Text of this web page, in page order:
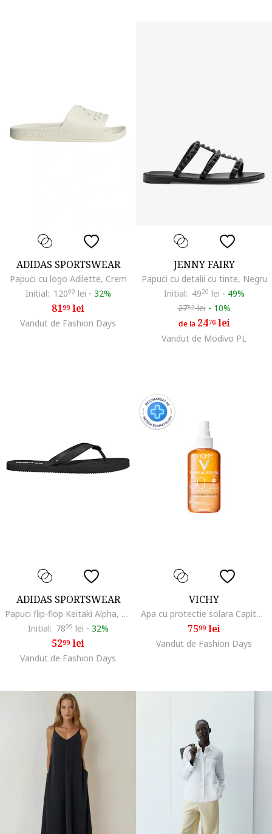
ADIDAS SPORTSWEAR
Papuci cu logo Adilette, Crem
Initial: 12099 lei - 32%
8199lei
Vandut de Fashion Days
JENNY FAIRY
Papuci cu detalii cu tinte, Negru
Initial: 4920 lei - 49%
2752lei - 10%
de la 2476lei
Vandut de Modivo PL
ADIDAS SPORTSWEAR
Papuci flip-flop Keitaki Alpha, Negru
Initial: 7899 lei - 32%
5299lei
Vandut de Fashion Days
VICHY
Apa cu protectie solara Capital Soleil cu SPF, bronz imbunatatit cu beta-caroten, 200 ml, 50 SPF
7599lei
Vandut de Fashion Days